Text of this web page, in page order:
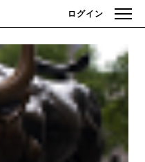
ログイン